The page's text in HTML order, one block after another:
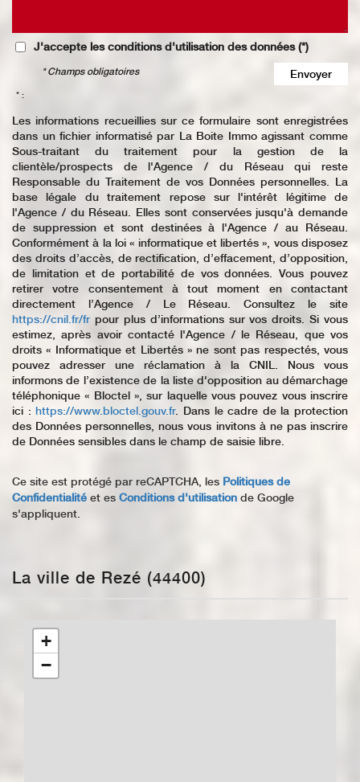
J'accepte les conditions d'utilisation des données (*)
Envoyer
* Champs obligatoires
* :
Les informations recueillies sur ce formulaire sont enregistrées
dans un fichier informatisé par La Boite Immo agissant comme
Sous-traitant du traitement pour la gestion de la
clientèle/prospects de l'Agence / du Réseau qui reste
Responsable du Traitement de vos Données personnelles. La
base légale du traitement repose sur l'intérêt légitime de
l'Agence / du Réseau. Elles sont conservées jusqu'à demande
de suppression et sont destinées à l'Agence / au Réseau.
Conformément à la loi « informatique et libertés », vous disposez
des droits d’accès, de rectification, d’effacement, d’opposition,
de limitation et de portabilité de vos données. Vous pouvez
retirer votre consentement à tout moment en contactant
directement l’Agence / Le Réseau. Consultez le site
https://cnil.fr/fr pour plus d’informations sur vos droits. Si vous
estimez, après avoir contacté l'Agence / le Réseau, que vos
droits « Informatique et Libertés » ne sont pas respectés, vous
pouvez adresser une réclamation à la CNIL. Nous vous
informons de l’existence de la liste d'opposition au démarchage
téléphonique « Bloctel », sur laquelle vous pouvez vous inscrire
ici :https://www.bloctel.gouv.fr. Dans le cadre de la protection
des Données personnelles, nous vous invitons à ne pas inscrire
de Données sensibles dans le champ de saisie libre.
Ce site est protégé par reCAPTCHA, les Politiques de
Confidentialité et es Conditions d'utilisation de Google
s'appliquent.
La ville de Rezé (44400)
+
−